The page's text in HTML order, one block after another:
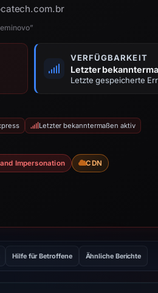
VERFÜGBARKEIT
Letzter
Letzte gespeicherte
Letzter bekanntermaßen aktiv
Impersonation CDN
Hilfe für Betroffene Ähnliche Berichte